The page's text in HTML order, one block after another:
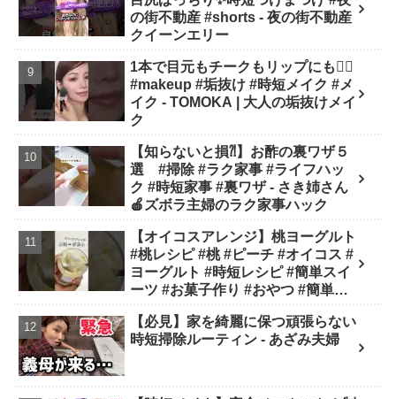
の街不動産 #shorts - 夜の街不動産
クイーンエリー
1本で目元もチークもリップにも❤️‍🔥
#makeup #垢抜け #時短メイク #メ
イク - TOMOKA | 大人の垢抜けメイ
ク
【知らないと損⁈】お酢の裏ワザ５
選 #掃除 #ラク家事 #ライフハッ
ク #時短家事 #裏ワザ - さき姉さん
🍎ズボラ主婦のラク家事ハック
【オイコスアレンジ】桃ヨーグルト
#桃レシピ #桃 #ピーチ #オイコス #
ヨーグルト #時短レシピ #簡単スイ
ーツ #お菓子作り #おやつ #簡単レ
cooking(BOTTA SWEETS)
【必見】家を綺麗に保つ頑張らない
時短掃除ルーティン - あざみ夫婦